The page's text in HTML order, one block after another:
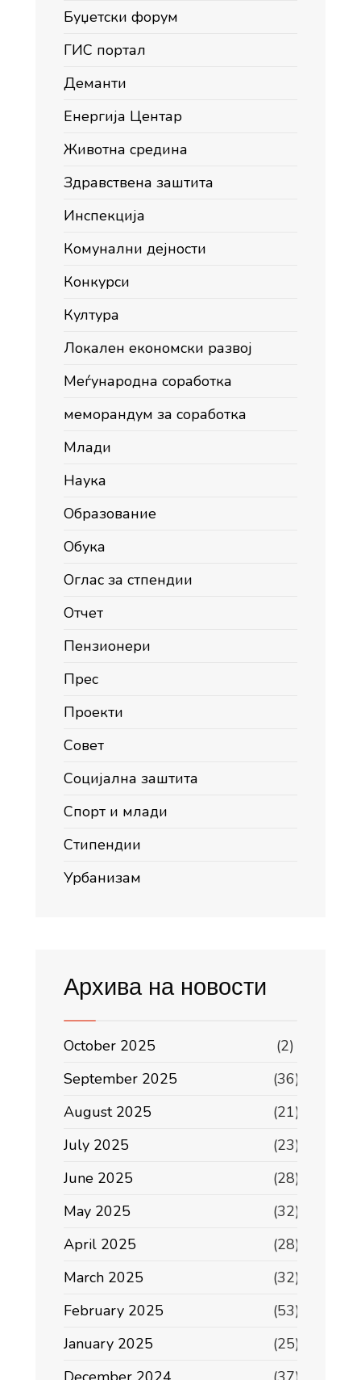
Буџетски форум
ГИС портал
Деманти
Енергија Центар
Животна средина
Здравствена заштита
Инспекција
Комунални дејности
Конкурси
Култура
Локален економски развој
Меѓународна соработка
меморандум за соработка
Млади
Наука
Образование
Обука
Оглас за стпендии
Отчет
Пензионери
Прес
Проекти
Совет
Социјална заштита
Спорт и млади
Стипендии
Урбанизам
Архива на новости
October 2025
(2)
September 2025
(36)
August 2025
(21)
July 2025
(23)
June 2025
(28)
May 2025
(32)
April 2025
(28)
March 2025
(32)
February 2025
(53)
January 2025
(25)